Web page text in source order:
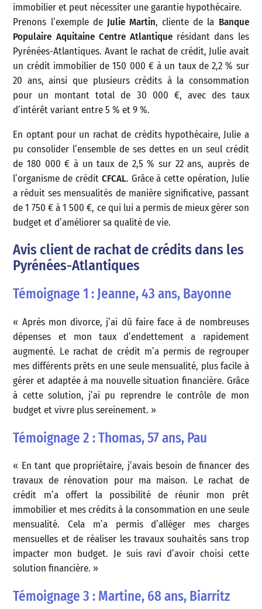
immobilier et peut nécessiter une garantie hypothécaire.
Prenons l’exemple de Julie Martin, cliente de la Banque
Populaire Aquitaine Centre Atlantique résidant dans les
Pyrénées-Atlantiques. Avant le rachat de crédit, Julie avait
un crédit immobilier de 150 000 € à un taux de 2,2 % sur
20 ans, ainsi que plusieurs crédits à la consommation
pour un montant total de 30 000 €, avec des taux
d’intérêt variant entre 5 % et 9 %.
En optant pour un rachat de crédits hypothécaire, Julie a
pu consolider l’ensemble de ses dettes en un seul crédit
de 180 000 € à un taux de 2,5 % sur 22 ans, auprès de
l’organisme de crédit CFCAL. Grâce à cette opération, Julie
a réduit ses mensualités de manière significative, passant
de 1 750 € à 1 500 €, ce qui lui a permis de mieux gérer son
budget et d’améliorer sa qualité de vie.
Avis client de rachat de crédits dans les
Pyrénées-Atlantiques
Témoignage 1 : Jeanne, 43 ans, Bayonne
« Après mon divorce, j’ai dû faire face à de nombreuses
dépenses et mon taux d’endettement a rapidement
augmenté. Le rachat de crédit m’a permis de regrouper
mes différents prêts en une seule mensualité, plus facile à
gérer et adaptée à ma nouvelle situation financière. Grâce
à cette solution, j’ai pu reprendre le contrôle de mon
budget et vivre plus sereinement. »
Témoignage 2 : Thomas, 57 ans, Pau
« En tant que propriétaire, j’avais besoin de financer des
travaux de rénovation pour ma maison. Le rachat de
crédit m’a offert la possibilité de réunir mon prêt
immobilier et mes crédits à la consommation en une seule
mensualité. Cela m’a permis d’alléger mes charges
mensuelles et de réaliser les travaux souhaités sans trop
impacter mon budget. Je suis ravi d’avoir choisi cette
solution financière. »
Témoignage 3 : Martine, 68 ans, Biarritz